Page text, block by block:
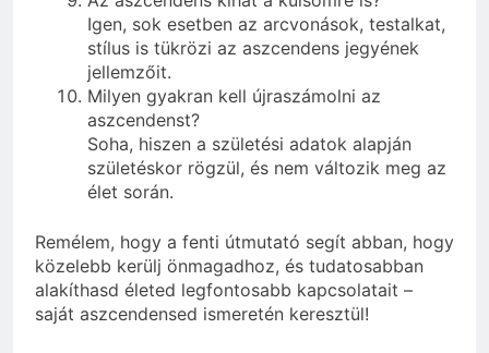
Igen, sok esetben az arcvonások, testalkat,
stílus is tükrözi az aszcendens jegyének
jellemzőit.
Milyen gyakran kell újraszámolni az
aszcendenst?
Soha, hiszen a születési adatok alapján
születéskor rögzül, és nem változik meg az
élet során.
Remélem, hogy a fenti útmutató segít abban, hogy
közelebb kerülj önmagadhoz, és tudatosabban
alakíthasd életed legfontosabb kapcsolatait –
saját aszcendensed ismeretén keresztül!